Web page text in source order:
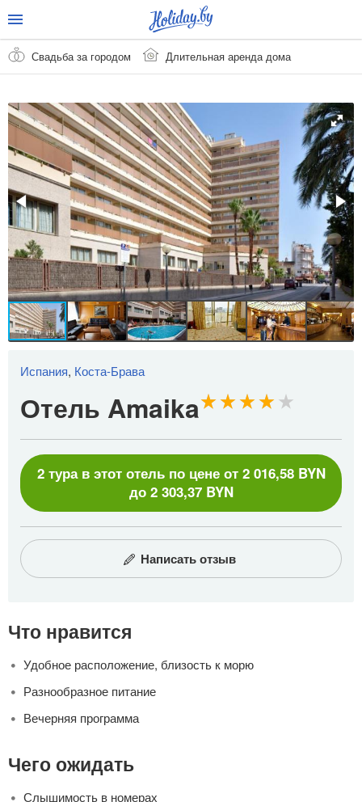
Свадьба за городом Длительная аренда дома
Испания, Коста-Брава
Отель Amaika
2 тура в этот отель по цене от 2 016,58 BYN
до 2 303,37 BYN
Написать отзыв
Что нравится
Удобное расположение, близость к морю
Разнообразное питание
Вечерняя программа
Чего ожидать
Слышимость в номерах